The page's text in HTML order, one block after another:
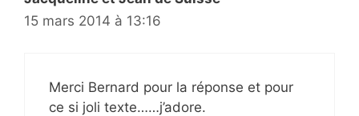
15 mars 2014 à 13:16
Merci Bernard pour la réponse et pour
ce si joli texte……j’adore.